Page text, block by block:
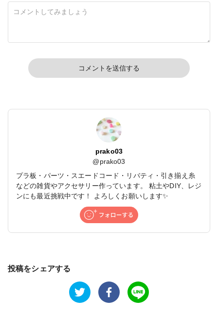
コメントを送信する
prako03
@prako03
プラ板・パーツ・スエードコード・リバティ・引き揃え糸
などの雑貨やアクセサリー作っています。 粘土やDIY、レジ
ンにも最近挑戦中です！ よろしくお願いします✨
投稿をシェアする